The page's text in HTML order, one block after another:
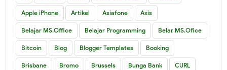
Apple iPhone Artikel Asiafone Axis
Belajar MS.Office Belajar Programming Belar MS.Ofice
Bitcoin Blog Blogger Templates Booking
Brisbane Bromo Brussels Bunga Bank CURL